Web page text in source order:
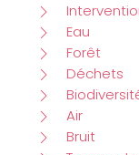
Eau
Forêt
Déchets
Air
Bruit